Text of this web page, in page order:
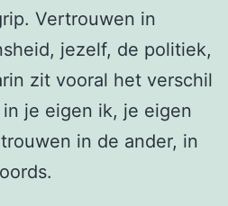
Vertrouwen in
jezelf, de politiek,
zit vooral het verschil
je eigen ik, je eigen
in de ander, in